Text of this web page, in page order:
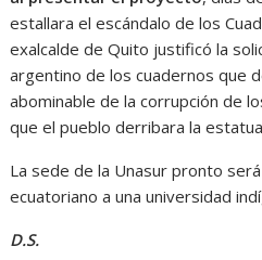
estallara el escándalo de los
exalcalde de Quito justificó la
argentino de los cuadernos que
abominable de la corrupción de
que el pueblo derribara la
La sede de la Unasur pronto
ecuatoriano a una universidad
D.S.